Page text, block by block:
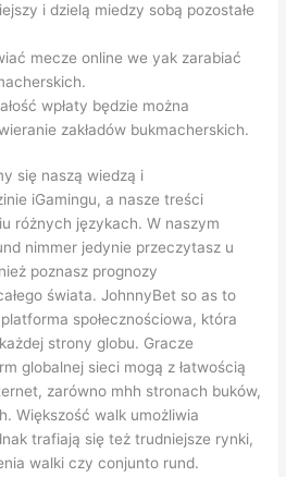
i dzielą miedzy sobą pozostałe
mecze online we yak zarabiać
wpłaty będzie można
zakładów bukmacherskich.
się naszą wiedzą i
iGamingu, a nasze treści
różnych językach. W naszym
nimmer jedynie przeczytasz u
poznasz prognozy
świata. JohnnyBet so as to
społecznościowa, która
strony globu. Gracze
globalnej sieci mogą z łatwością
zarówno mhh stronach buków,
Większość walk umożliwia
trafiają się też trudniejsze rynki,
walki czy conjunto rund.